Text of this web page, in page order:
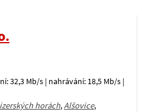
32,3 Mb/s | nahrávání: 18,5 Mb/s |
horách,Alšovice,